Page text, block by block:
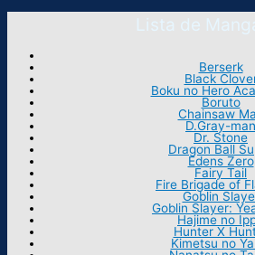
Lista de
Berserk
Black
Boku no Hero
Boruto
Chainsaw
D.Gray-man
Dr. Stone
Dragon Ball
Edens Zero
Fairy Tail
Fire Brigade of
Goblin
Goblin Slayer:
Hajime no
Hunter X
Kimetsu no